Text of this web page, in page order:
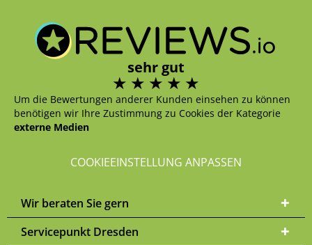
sehr gut
Um die Bewertungen anderer Kunden einsehen zu können
benötigen wir Ihre Zustimmung zu Cookies der Kategorie
externe Medien
COOKIEEINSTELLUNG ANPASSEN
Wir beraten Sie gern
Servicepunkt Dresden